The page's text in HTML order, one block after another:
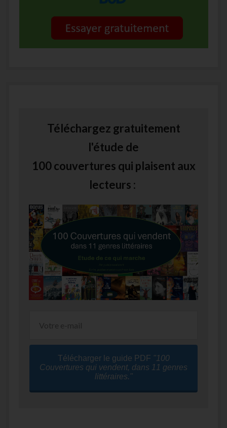
Téléchargez gratuitement
l'étude de
100 couvertures qui plaisent aux
lecteurs :
Télécharger le guide PDF "100
Couvertures qui vendent, dans 11 genres
littéraires."